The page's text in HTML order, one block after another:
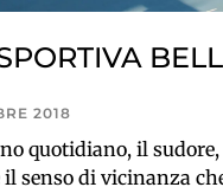
2018
quotidiano, il
senso di vicinanza